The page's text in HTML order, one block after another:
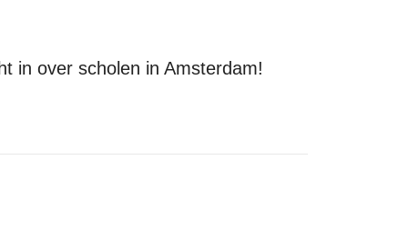
in over scholen in Amsterdam!